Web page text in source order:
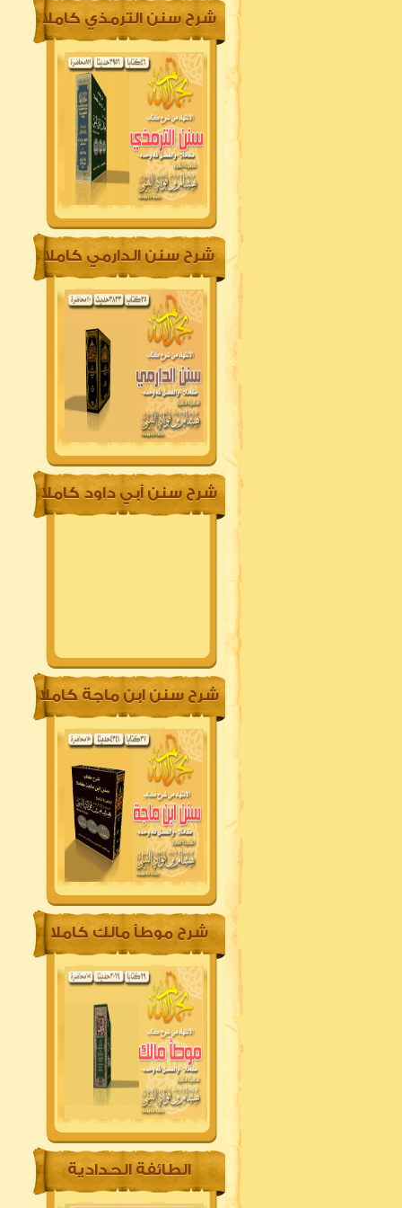
شرح سنن الترمذي كاملا
شرح سنن الدارمي كاملا
شرح سنن أبي داود كاملا
شرح سنن ابن ماجة كاملا
شرح موطأ مالك كاملا
الطائفة الحدادية